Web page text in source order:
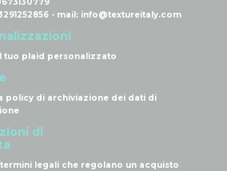
- mail: info@textureitaly.com
tuo plaid personalizzato
policy di archiviazione dei dati di
di
legali che regolano un acquisto